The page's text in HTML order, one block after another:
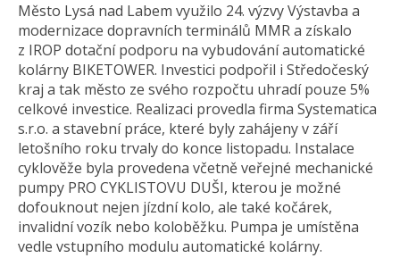
Město Lysá nad Labem využilo 24. výzvy Výstavba a
modernizace dopravních terminálů MMR a získalo
z IROP dotační podporu na vybudování automatické
kolárny BIKETOWER. Investici podpořil i Středočeský
kraj a tak město ze svého rozpočtu uhradí pouze 5%
celkové investice. Realizaci provedla firma Systematica
s.r.o. a stavební práce, které byly zahájeny v září
letošního roku trvaly do konce listopadu. Instalace
cyklověže byla provedena včetně veřejné mechanické
pumpy PRO CYKLISTOVU DUŠI, kterou je možné
dofouknout nejen jízdní kolo, ale také kočárek,
invalidní vozík nebo koloběžku. Pumpa je umístěna
vedle vstupního modulu automatické kolárny.